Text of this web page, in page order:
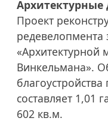
Проект
«Архитектурной
Винкельмана».
составляет 1,01
602 кв.м.